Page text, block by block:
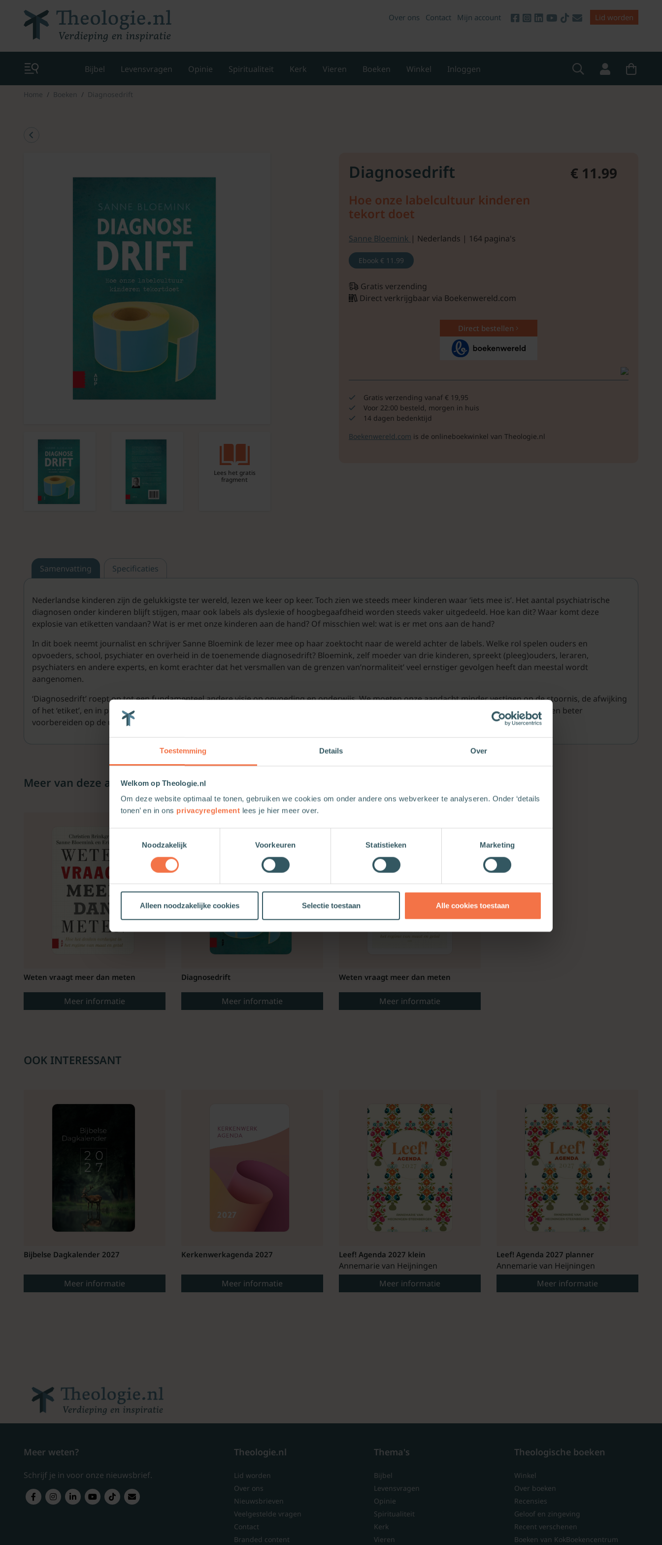
Toestemming Details Over
Welkom op Theologie.nl
Om deze website optimaal te tonen, gebruiken we cookies om onder andere ons webverkeer te analyseren. Onder ‘details
tonen’ en in ons privacyreglement lees je hier meer over.
Noodzakelijk
Voorkeuren Statistieken Marketing
Alleen noodzakelijke cookies Selectie toestaan Alle cookies toestaan
Over ons Contact Mijn account Lid worden
Bijbel Levensvragen Opinie Spiritualiteit Kerk Vieren Boeken Winkel Inloggen
Home Boeken Diagnosedrift
Lees het gratis
fragment
Diagnosedrift
Hoe onze labelcultuur kinderen
tekort doet
€ 11.99
Sanne Bloemink | Nederlands | 164 pagina's
Ebook € 11.99
Gratis verzending
Direct verkrijgbaar via Boekenwereld.com
Direct bestellen
Gratis verzending vanaf € 19,95
Voor 22:00 besteld, morgen in huis
14 dagen bedenktijd
Boekenwereld.com is de onlineboekwinkel van Theologie.nl
Samenvatting Specificaties
Nederlandse kinderen zijn de gelukkigste ter wereld, lezen we keer op keer. Toch zien we steeds meer kinderen waar ‘iets mee is’. Het aantal psychiatrische
diagnosen onder kinderen blijft stijgen, maar ook labels als dyslexie of hoogbegaafdheid worden steeds vaker uitgedeeld. Hoe kan dit? Waar komt deze
explosie van etiketten vandaan? Wat is er met onze kinderen aan de hand? Of misschien wel: wat is er met ons aan de hand?
In dit boek neemt journalist en schrijver Sanne Bloemink de lezer mee op haar zoektocht naar de wereld achter de labels. Welke rol spelen ouders en
opvoeders, school, psychiater en overheid in de toenemende diagnosedrift? Bloemink, zelf moeder van drie kinderen, spreekt (pleeg)ouders, leraren,
psychiaters en andere experts, en komt erachter dat het versmallen van de grenzen van’normaliteit’ veel ernstiger gevolgen heeft dan meestal wordt
aangenomen.
‘Diagnosedrift’ roept op tot een fundamenteel andere visie op opvoeding en onderwijs. We moeten onze aandacht minder vestigen op de stoornis, de afwijking
of het ‘etiket’, en in plaats daarvan onderzoeken hoe alle kinderen op hun eigen manier tot bloei kunnen komen. Dan zullen we onze kinderen beter
voorbereiden op de uitdagingen van een steeds sneller veranderende wereld.
Meer van deze auteur
Weten vraagt meer dan meten
Meer informatie
Diagnosedrift
Meer informatie
Weten vraagt meer dan meten
Meer informatie
OOK INTERESSANT
Bijbelse Dagkalender 2027
Meer informatie
Kerkenwerkagenda 2027
Meer informatie
Leef! Agenda 2027 klein
Annemarie van Heijningen
Meer informatie
Leef! Agenda 2027 planner
Annemarie van Heijningen
Meer informatie
Meer weten?
Schrijf je in voor onze nieuwsbrief.
Theologie.nl
Lid worden
Over ons
Nieuwsbrieven
Veelgestelde vragen
Contact
Branded content
Thema's
Bijbel
Levensvragen
Opinie
Spiritualiteit
Kerk
Vieren
Theologische boeken
Winkel
Over boeken
Recensies
Geloof en zingeving
Recent verschenen
Boeken van KokBoekencentrum